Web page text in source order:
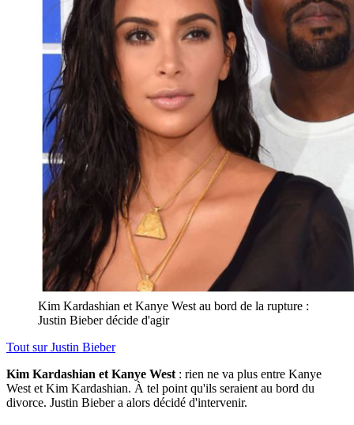
Kim Kardashian et Kanye West au bord de la rupture :
Justin Bieber décide d'agir
Tout surJustin Bieber
Kim Kardashian et Kanye West : rien ne va plus entre Kanye
West et Kim Kardashian. À tel point qu'ils seraient au bord du
divorce. Justin Bieber a alors décidé d'intervenir.